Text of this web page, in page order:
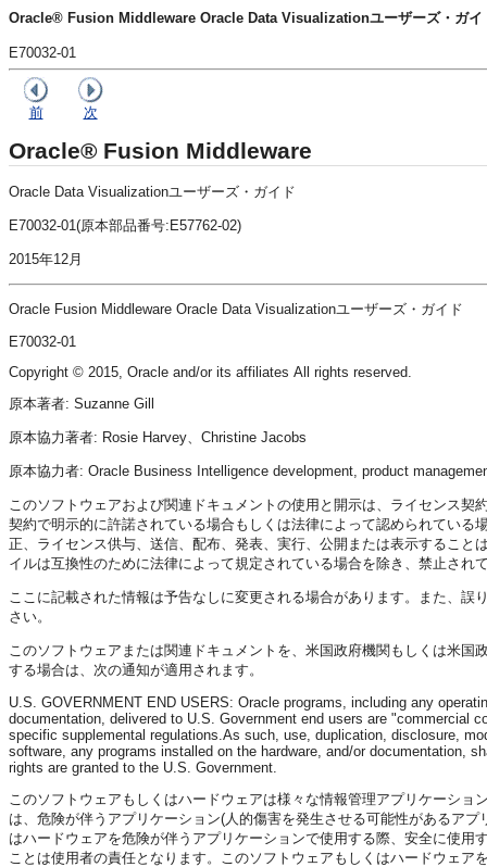
Oracle® Fusion Middleware Oracle Data Visualizationユーザーズ・ガイ
E70032-01
前 次
Oracle® Fusion Middleware
Oracle Data Visualizationユーザーズ・ガイド
E70032-01(原本部品番号:E57762-02)
2015年12月
Oracle Fusion Middleware Oracle Data Visualizationユーザーズ・ガイド
E70032-01
Copyright © 2015, Oracle and/or its affiliates All rights reserved.
原本著者: Suzanne Gill
原本協力著者: Rosie Harvey、Christine Jacobs
原本協力者: Oracle Business Intelligence development, product
このソフトウェアおよび関連ドキュメントの使用と開示は、ライセンス
契約で明示的に許諾されている場合もしくは法律によって認められてい
正、ライセンス供与、送信、配布、発表、実行、公開または表示するこ
イルは互換性のために法律によって規定されている場合を除き、禁止され
ここに記載された情報は予告なしに変更される場合があります。また、
さい。
このソフトウェアまたは関連ドキュメントを、米国政府機関もしくは米
する場合は、次の通知が適用されます。
U.S. GOVERNMENT END USERS: Oracle programs, including any
documentation, delivered to U.S. Government end users are "commercial
specific supplemental regulations.As such, use, duplication, disclosure,
software, any programs installed on the hardware, and/or documentation,
rights are granted to the U.S. Government.
このソフトウェアもしくはハードウェアは様々な情報管理アプリケーシ
は、危険が伴うアプリケーション(人的傷害を発生させる可能性があるア
はハードウェアを危険が伴うアプリケーションで使用する際、安全に使
ことは使用者の責任となります。このソフトウェアもしくはハードウェ